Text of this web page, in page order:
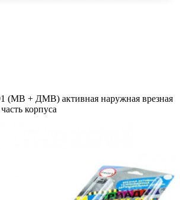
(МВ + ДМВ) активная наружная врезная
корпуса